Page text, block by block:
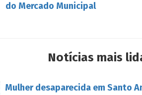
do Mercado Municipal
Notícias mais
Mulher desaparecida em Santo